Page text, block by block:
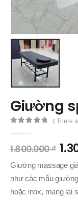
Giường
( There
1.800.000₫
Giường massage
như các mẫu
hoặc inox, mang lại